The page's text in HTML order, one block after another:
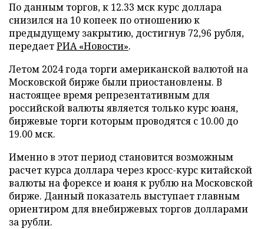
По данным торгов, к 12.33 мск курс доллара
снизился на 10 копеек по отношению к
предыдущему закрытию, достигнув 72,96 рубля,
передаетРИА «Новости».
Летом 2024 года торги американской валютой на
Московской бирже были приостановлены. В
настоящее время репрезентативным для
российской валюты является только курс юаня,
биржевые торги которым проводятся с 10.00 до
19.00 мск.
Именно в этот период становится возможным
расчет курса доллара через кросс-курс китайской
валюты на форексе и юаня к рублю на Московской
бирже. Данный показатель выступает главным
ориентиром для внебиржевых торгов долларами
за рубли.